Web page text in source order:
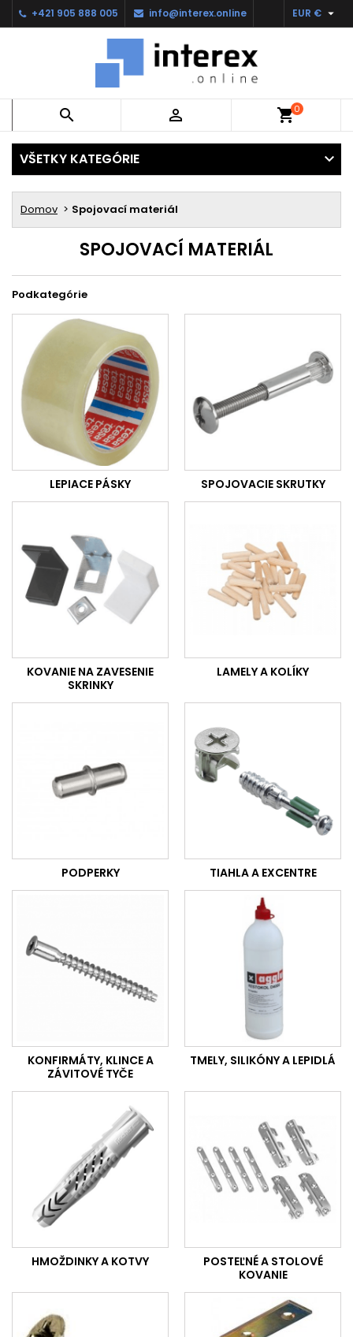
+421 905 888 005 info@interex.online EUR € 
  shopping_cart0
VŠETKY KATEGÓRIE
Domov Spojovací materiál
SPOJOVACÍ MATERIÁL
Podkategórie
LEPIACE PÁSKY SPOJOVACIE SKRUTKY
KOVANIE NA ZAVESENIE
SKRINKY
LAMELY A KOLÍKY
PODPERKY TIAHLA A EXCENTRE
KONFIRMÁTY, KLINCE A
ZÁVITOVÉ TYČE
TMELY, SILIKÓNY A LEPIDLÁ
HMOŽDINKY A KOTVY
POSTEĽNÉ A STOLOVÉ
KOVANIE